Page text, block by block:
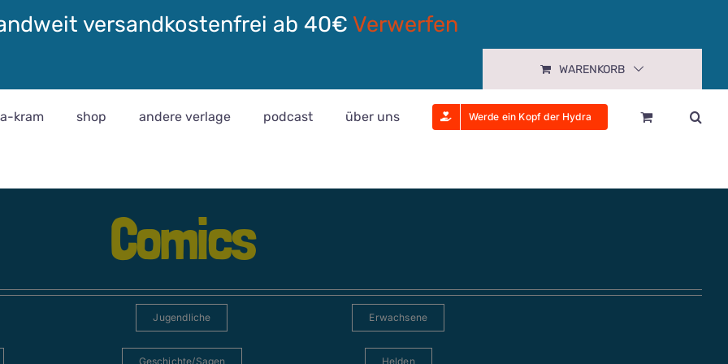
versandkostenfrei ab 40€ Verwerfen
WARENKORB
kram shop andere verlage podcast über uns Werde ein Kopf der Hydra
Comics
Jugendliche Erwachsene
Geschichte/Sagen Helden